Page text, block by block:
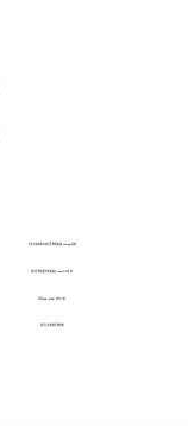
厄尔尼诺现象对海洋生物的影响-chatgpt回答
环境DNA（eDNA）技术介绍